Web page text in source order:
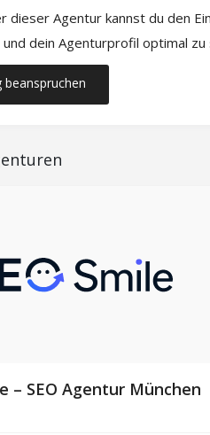
dieser Agentur kannst du den
dein Agenturprofil optimal zu
beanspruchen
– SEO Agentur München